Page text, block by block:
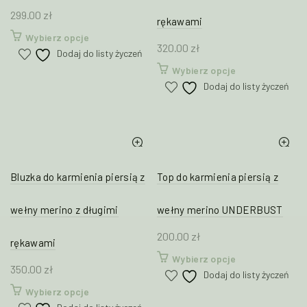
299.00 zł
Wybierz opcjeTen
produkt
stronie
Dodaj do listy życzeń
rękawami
320.00 zł
Wybierz opcjeTen
produkt
wybrać
stronie
Dodaj do listy życzeń
Bluzka do karmienia piersią z
wełny merino z długimi
rękawami
350.00 zł
Wybierz opcjeTen
Top do karmienia piersią z
wełny merino UNDERBUST
200.00 zł
Wybierz opcjeTen
produkt
Dodaj do listy życzeń